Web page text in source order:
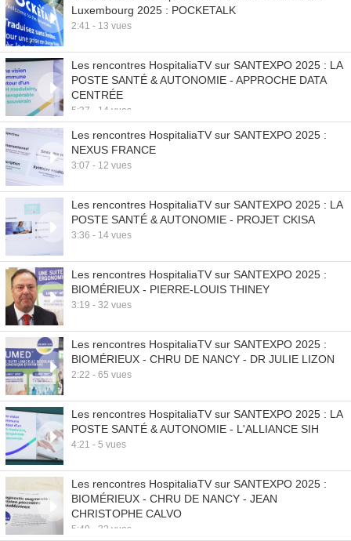
Luxembourg 2025 : POCKETALK
2:41 - 13 vues
Les rencontres HospitaliaTV sur SANTEXPO 2025 : LA
POSTE SANTÉ & AUTONOMIE - APPROCHE DATA
CENTRÉE
5:37 - 14 vues
Les rencontres HospitaliaTV sur SANTEXPO 2025 :
NEXUS FRANCE
3:07 - 12 vues
Les rencontres HospitaliaTV sur SANTEXPO 2025 : LA
POSTE SANTÉ & AUTONOMIE - PROJET CKISA
3:36 - 14 vues
Les rencontres HospitaliaTV sur SANTEXPO 2025 :
BIOMÉRIEUX - PIERRE-LOUIS THINEY
3:19 - 32 vues
Les rencontres HospitaliaTV sur SANTEXPO 2025 :
BIOMÉRIEUX - CHRU DE NANCY - DR JULIE LIZON
2:22 - 65 vues
Les rencontres HospitaliaTV sur SANTEXPO 2025 : LA
POSTE SANTÉ & AUTONOMIE - L'ALLIANCE SIH
4:21 - 5 vues
Les rencontres HospitaliaTV sur SANTEXPO 2025 :
BIOMÉRIEUX - CHRU DE NANCY - JEAN
CHRISTOPHE CALVO
5:49 - 32 vues